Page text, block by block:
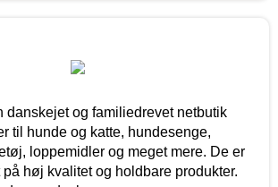
danskejet og familiedrevet netbutik
til hunde og katte, hundesenge,
loppemidler og meget mere. De er
høj kvalitet og holdbare produkter.